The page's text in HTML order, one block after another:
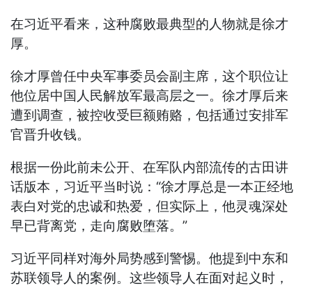
在习近平看来，这种腐败最典型的人物就是徐才
厚。
徐才厚曾任中央军事委员会副主席，这个职位让
他位居中国人民解放军最高层之一。徐才厚后来
遭到调查，被控收受巨额贿赂，包括通过安排军
官晋升收钱。
根据一份此前未公开、在军队内部流传的古田讲
话版本，习近平当时说：“徐才厚总是一本正经地
表白对党的忠诚和热爱，但实际上，他灵魂深处
早已背离党，走向腐败堕落。”
习近平同样对海外局势感到警惕。他提到中东和
苏联领导人的案例。这些领导人在面对起义时，